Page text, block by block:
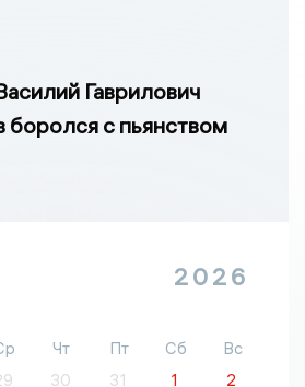
Гаврилович
с пьянством
2026
Чт Пт Сб
Вс
30 31 1
2